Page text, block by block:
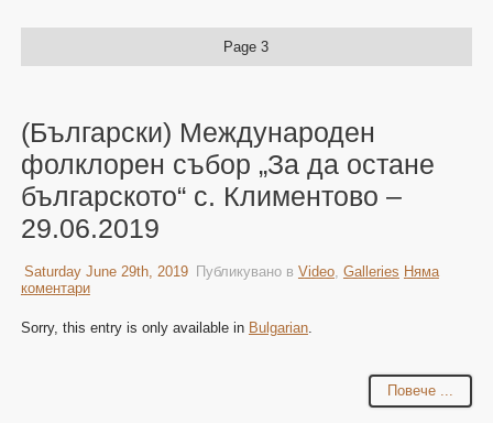
Page 3
(Български) Международен
фолклорен събор „За да остане
българското“ с. Климентово –
29.06.2019
Saturday June 29th, 2019 Публикувано в Video, Galleries Няма
коментари
Sorry, this entry is only available in Bulgarian.
Повече ...